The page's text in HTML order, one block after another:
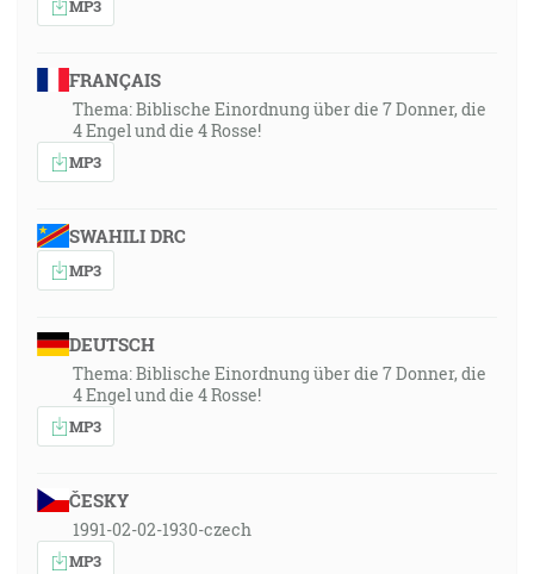
MP3
FRANÇAIS
Thema: Biblische Einordnung über die 7 Donner, die
4 Engel und die 4 Rosse!
MP3
SWAHILI DRC
MP3
DEUTSCH
Thema: Biblische Einordnung über die 7 Donner, die
4 Engel und die 4 Rosse!
MP3
ČESKY
1991-02-02-1930-czech
MP3